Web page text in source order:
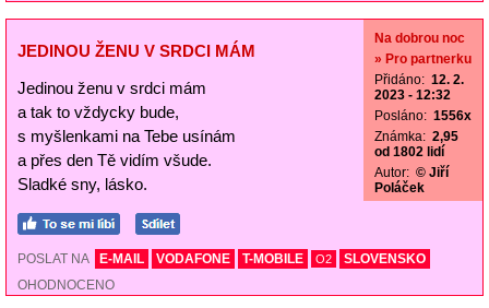
JEDINOU ŽENU V SRDCI MÁM
Jedinou ženu v srdci mám
a tak to vždycky bude,
s myšlenkami na Tebe usínám
a přes den Tě vidím všude.
Sladké sny, lásko.
Na dobrou noc
» Pro partnerku
Přidáno: 12. 2.
2023 - 12:32
Posláno: 1556x
Známka: 2,95
od 1802 lidí
Autor: © Jiří
Poláček
POSLAT NA E-MAIL VODAFONE T-MOBILE O2
SLOVENSKO
OHODNOCENO